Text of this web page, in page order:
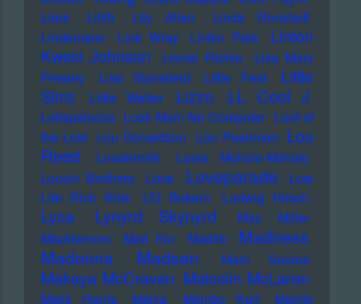
Liars
Lilith Lily Allen
Linda Ronstadt
Lindemann
Link Wray Linkin Park
Linton
Kwesi Johnson
Lionel Richie
Lisa Mary
Presley
Lisa Stansfield Little Feat
Little
Simz
Little Walter Lizzo LL Cool J
Lollapalooza Look Mum No Computer Lord of
the Lost Lou Donaldson Lou Pearlman Lou
Reed
Loudermilk
Louis Moholo-Moholo
Louvin Brothers
Love Loveparade
Low
Life Rich Kids
LTJ Bukem Ludwig Hirsch
Lyca Lynyrd Skynyrd
Mac Miller
Macklemore
Mad Sin Madlib
Madness
Madonna
Madsen Main Source
Makaya McCraven Malcolm McLaren
Malik Harris Malva Mambo Kurt
Mamie